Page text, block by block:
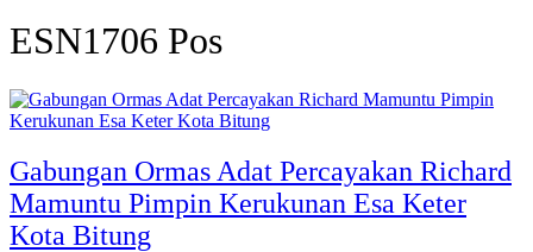
ESN1706 Pos
Gabungan Ormas Adat Percayakan Richard
Mamuntu Pimpin Kerukunan Esa Keter
Kota Bitung